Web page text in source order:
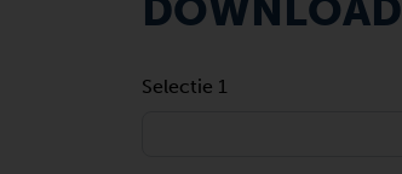
DOWNLOAD
Selectie 1